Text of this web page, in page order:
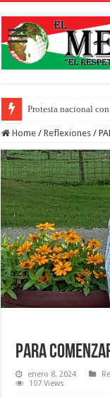
Protesta nacional con
Home / Reflexiones /
PARA
enero 8, 2024
107 Views